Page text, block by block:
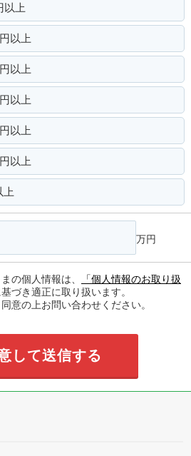
以上
以上
以上
以上
以上
以上
上
万円
の個人情報は、
「個人情報のお取り扱
づき適正に取り扱います。
意の上お問い合わせください。
して送信する